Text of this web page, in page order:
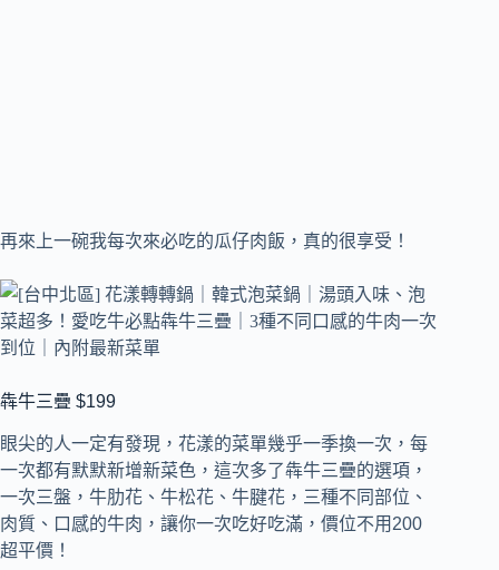
再來上一碗我每次來必吃的瓜仔肉飯，真的很享受！
犇牛三疊 $199
眼尖的人一定有發現，花漾的菜單幾乎一季換一次，每
一次都有默默新增新菜色，這次多了犇牛三疊的選項，
一次三盤，牛肋花、牛松花、牛腱花，三種不同部位、
肉質、口感的牛肉，讓你一次吃好吃滿，價位不用200
超平價！